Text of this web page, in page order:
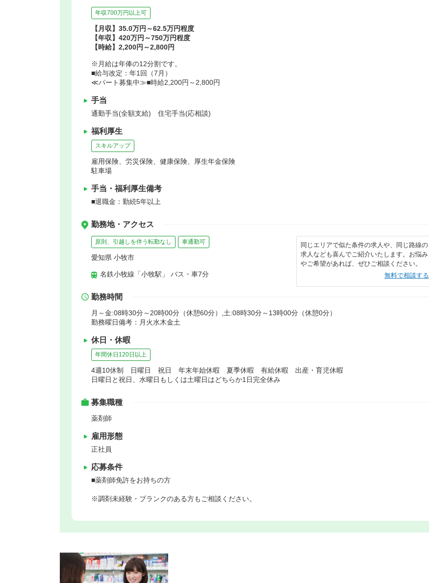
年収700万円以上可
【月収】35.0万円～62.5万円程度
【年収】420万円～750万円程度
【時給】2,200円～2,800円
※月給は年俸の12分割です。
■給与改定：年1回（7月）
≪パート募集中≫■時給2,200円～2,800円
手当
通勤手当(全額支給) 住宅手当(応相談)
福利厚生
スキルアップ
雇用保険、労災保険、健康保険、厚生年金保険
駐車場
手当・福利厚生備考
■退職金：勤続5年以上
勤務地・アクセス
原則、引越しを伴う転勤なし 車通勤可
愛知県 小牧市
名鉄小牧線「小牧駅」 バス・車7分
同じエリアで似た条件の求人や、同じ路線の
求人なども喜んでご紹介いたします。お悩み
やご希望があれば、ぜひご相談ください。
無料で相談する
勤務時間
月～金:08時30分～20時00分（休憩60分）,土:08時30分～13時00分（休憩0分）
勤務曜日備考：月火水木金土
休日・休暇
年間休日120日以上
4週10休制 日曜日 祝日 年末年始休暇 夏季休暇 有給休暇 出産・育児休暇
日曜日と祝日、水曜日もしくは土曜日はどちらか1日完全休み
募集職種
薬剤師
雇用形態
正社員
応募条件
■薬剤師免許をお持ちの方
※調剤未経験・ブランクのある方もご相談ください。